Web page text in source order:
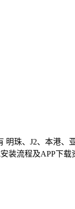
明珠、J2、本港、
装流程及APP下